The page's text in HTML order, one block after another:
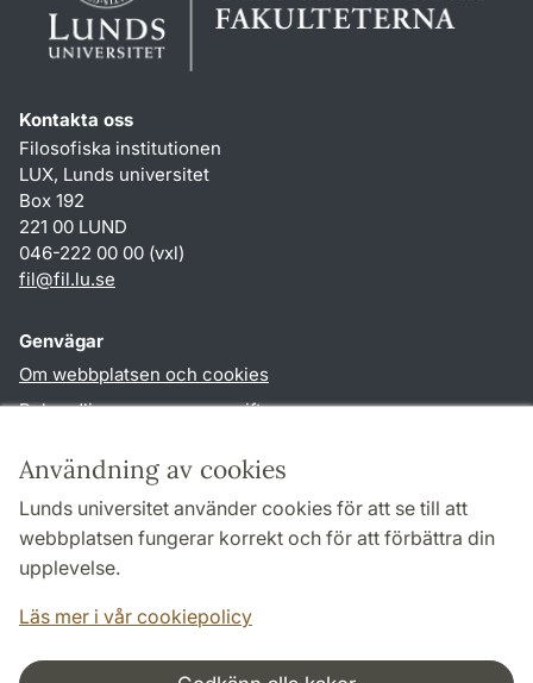
Användning av cookies
Lunds universitet använder cookies för att se till att
webbplatsen fungerar korrekt och för att förbättra din
upplevelse.
Läs mer i vår cookiepolicy
Kontakta oss
Filosofiska institutionen
LUX, Lunds universitet
Box 192
221 00 LUND
046-222 00 00 (vxl)
fil@fil.lu.se
Genvägar
Om webbplatsen och cookies
Behandling av personuppgifter
TYPO3-login
Följ oss i sociala medier